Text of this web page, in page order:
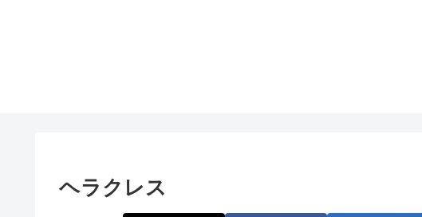
ヘラクレス